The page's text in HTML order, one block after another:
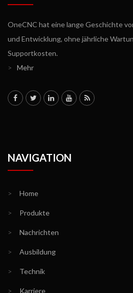
OneCNC hat eine lange Geschichte
und Entwicklung, ohne jährliche
Supportkosten.
>
Mehr
NAVIGATION
> Home
> Produkte
> Nachrichten
> Ausbildung
> Technik
> Karriere